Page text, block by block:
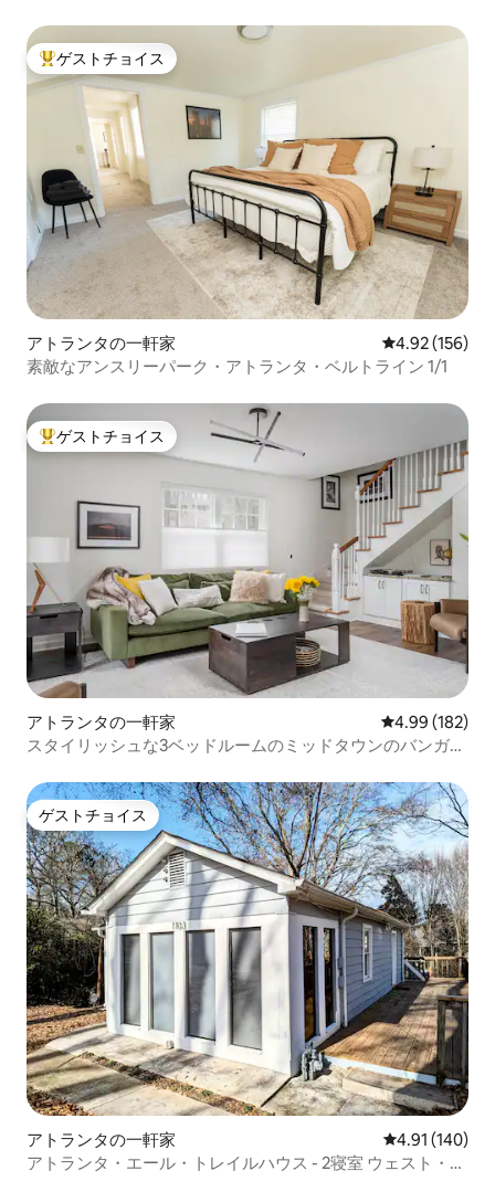
大好評のゲストチョイスです。
ゲストチョイス
アトランタの一軒家 レビュー156
4.92 (156)
素敵なアンスリーパーク・アトランタ・ベルトライン 1/1
大好評のゲストチョイスです。
ゲストチョイス
アトランタの一軒家 レビュー182
4.99 (182)
スタイリッシュな3ベッドルームのミッドタウンのバンガロ
ゲストチョイス
ゲストチョイス
アトランタの一軒家 レビュー140
4.91 (140)
アトランタ・エール・トレイルハウス - 2寝室 ウェスト・ミ